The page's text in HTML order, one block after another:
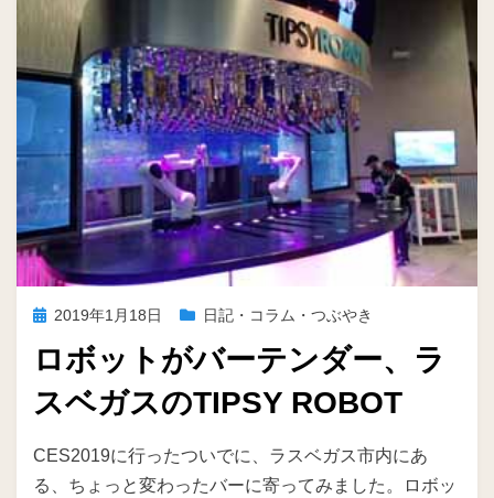
投
日:
2019年1月18日 日記・コラム・つぶやき
ロボットがバーテンダー、ラ
スベガスのTIPSY ROBOT
投稿者ike
CES2019に行ったついでに、ラスベガス市内にあ
る、ちょっと変わったバーに寄ってみました。ロボッ